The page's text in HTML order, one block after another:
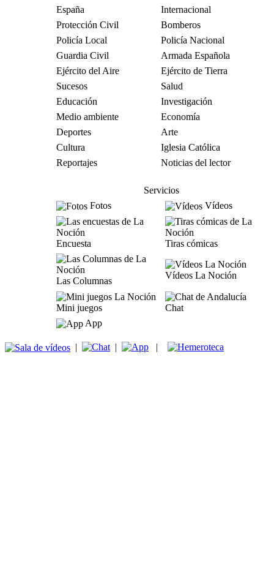
España
Internacional
Protección Civil
Bomberos
Policía Local
Policía Nacional
Guardia Civil
Armada Española
Ejército del Aire
Ejército de Tierra
Sucesos
Salud
Educación
Investigación
Medio ambiente
Economía
Deportes
Arte
Cultura
Iglesia Católica
Reportajes
Noticias del lector
Servicios
Fotos
Vídeos
Encuesta Tiras cómicas
Las Columnas
Vídeos La Noción
Mini juegos
Chat
App
| | |